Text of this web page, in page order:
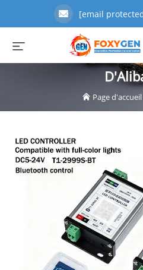
[email
Page d'accueil